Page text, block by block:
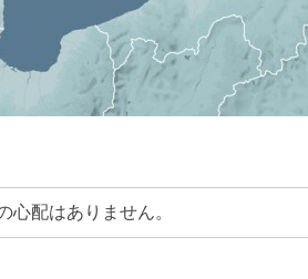
心配はありません。